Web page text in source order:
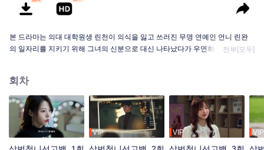
본 드라마는 의대 대학원생 린천이 의식을 잃고 쓰러진 무명 연예인 언니 린완
의 일자리를 지키기 위해 그녀의 신분으로 대신 나타났다가 우연히 학창 시절
전부[모두]
회차
VIP VIP VIP